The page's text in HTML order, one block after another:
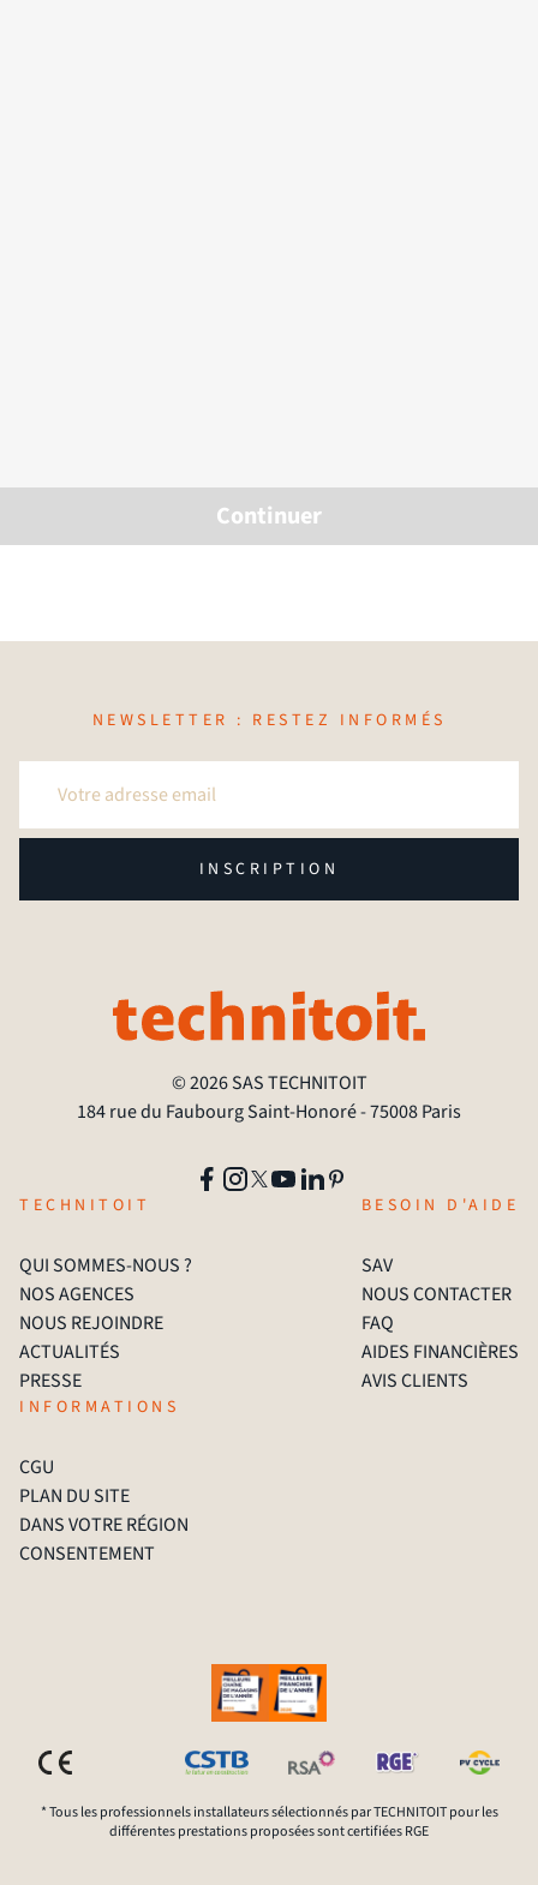
Continuer
NEWSLETTER : RESTEZ INFORMÉS
INSCRIPTION
© 2026 SAS TECHNITOIT
184 rue du Faubourg Saint-Honoré - 75008 Paris
TECHNITOIT
QUI SOMMES-NOUS ?
NOS AGENCES
NOUS REJOINDRE
ACTUALITÉS
PRESSE
BESOIN D'AIDE
SAV
NOUS CONTACTER
FAQ
AIDES FINANCIÈRES
AVIS CLIENTS
INFORMATIONS
CGU
PLAN DU SITE
DANS VOTRE RÉGION
CONSENTEMENT
* Tous les professionnels installateurs sélectionnés par TECHNITOIT pour les
différentes prestations proposées sont certifiées RGE